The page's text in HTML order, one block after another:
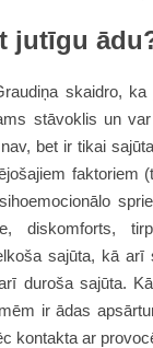
jutīgu
skaidro,
stāvoklis un
bet ir tikai
faktoriem
diskomforts,
sajūta, kā arī
duroša sajūta.
ir ādas
kontakta ar